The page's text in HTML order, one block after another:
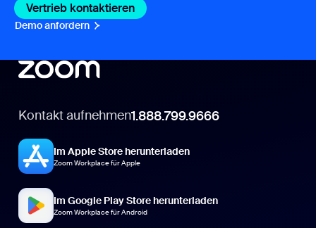
Vertrieb kontaktieren Vertrieb kontaktieren
Demo anfordern Demo anfordern
Kontakt aufnehmen1.888.799.9666
Im Apple Store herunterladen
Zoom Workplace für Apple
Im Google Play Store herunterladen
Zoom Workplace für Android